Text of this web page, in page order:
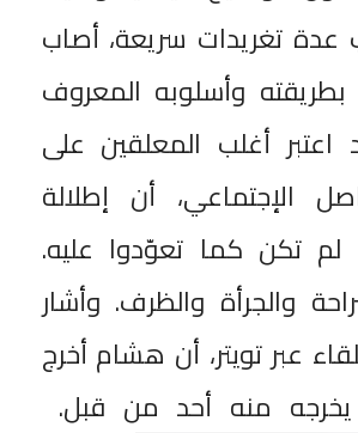
عدة تغريدات سريعة، أصاب
وأسلوبه المعروف
اعتبر أغلب المعلقين على
الإجتماعي، أن إطلالة
تكن كما تعوّدوا عليه.
والجرأة والظرف. وأشار
عبر تويتر، أن هشام أخرج
منه أحد من قبل.